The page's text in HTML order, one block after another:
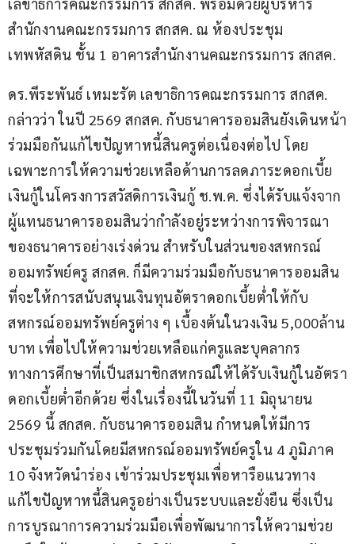
เลขาธิการคณะกรรมการ สกสค. พร้อมด้วยผู้บริหาร
สำนักงานคณะกรรมการ สกสค. ณ ห้องประชุม
เทพหัสดิน ชั้น 1 อาคารสำนักงานคณะกรรมการ สกสค.
ดร.พีระพันธ์ เหมะรัต เลขาธิการคณะกรรมการ สกสค.
กล่าวว่า ในปี 2569 สกสค. กับธนาคารออมสินยังเดินหน้า
ร่วมมือกันแก้ไขปัญหาหนี้สินครูต่อเนื่องต่อไป โดย
เฉพาะการให้ความช่วยเหลือด้านการลดภาระดอกเบี้ย
เงินกู้ในโครงการสวัสดิการเงินกู้ ช.พ.ค. ซึ่งได้รับแจ้งจาก
ผู้แทนธนาคารออมสินว่ากำลังอยู่ระหว่างการพิจารณา
ของธนาคารอย่างเร่งด่วน สำหรับในส่วนของสหกรณ์
ออมทรัพย์ครู สกสค. ก็มีความร่วมมือกับธนาคารออมสิน
ที่จะให้การสนับสนุนเงินทุนอัตราดอกเบี้ยต่ำให้กับ
สหกรณ์ออมทรัพย์ครูต่าง ๆ เบื้องต้นในวงเงิน 5,000ล้าน
บาท เพื่อไปให้ความช่วยเหลือแก่ครูและบุคลากร
ทางการศึกษาที่เป็นสมาชิกสหกรณ์ให้ได้รับเงินกู้ในอัตรา
ดอกเบี้ยต่ำอีกด้วย ซึ่งในเรื่องนี้ในวันที่ 11 มิถุนายน
2569 นี้ สกสค. กับธนาคารออมสิน กำหนดให้มีการ
ประชุมร่วมกันโดยมีสหกรณ์ออมทรัพย์ครูใน 4 ภูมิภาค
10 จังหวัดนำร่อง เข้าร่วมประชุมเพื่อหารือแนวทาง
แก้ไขปัญหาหนี้สินครูอย่างเป็นระบบและยั่งยืน ซึ่งเป็น
การบูรณาการความร่วมมือเพื่อพัฒนาการให้ความช่วย